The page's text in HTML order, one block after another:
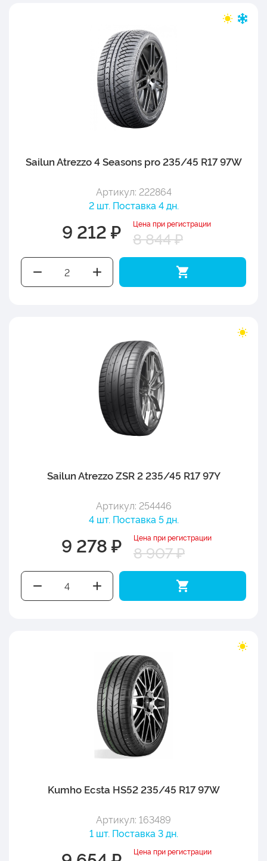
Sailun Atrezzo 4 Seasons pro 235/45 R17 97W
Артикул: 222864
2 шт. Поставка 4 дн.
9 212 ₽ Цена при регистрации
8 844 ₽
Sailun Atrezzo ZSR 2 235/45 R17 97Y
Артикул: 254446
4 шт. Поставка 5 дн.
9 278 ₽ Цена при регистрации
8 907 ₽
Kumho Ecsta HS52 235/45 R17 97W
Артикул: 163489
1 шт. Поставка 3 дн.
Цена при регистрации